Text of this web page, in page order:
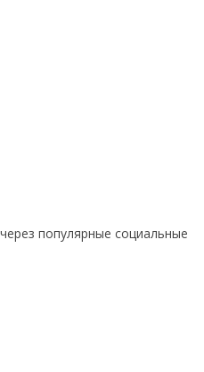
популярные социальные